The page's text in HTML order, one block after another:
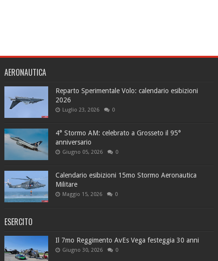
AERONAUTICA
Reparto Sperimentale Volo: calendario esibizioni
2026
Luglio 23, 2026 0
4° Stormo AM: celebrato a Grosseto il 95°
anniversario
Giugno 05, 2026 0
Calendario esibizioni 15mo Stormo Aeronautica
Militare
Maggio 15, 2026 0
ESERCITO
Il 7mo Reggimento AvEs Vega festeggia 30 anni
Giugno 30, 2026 0